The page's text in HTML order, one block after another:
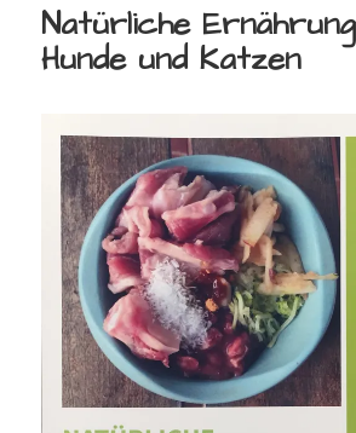
Natürliche
Hunde und Katzen